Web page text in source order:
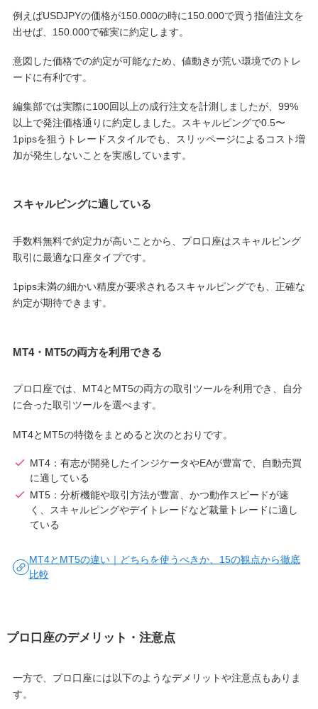
例えばUSDJPYの価格が150.000の時に150.000で買う指値注文を
出せば、150.000で確実に約定します。
意図した価格での約定が可能なため、値動きが荒い環境でのトレ
ードに有利です。
編集部では実際に100回以上の成行注文を計測しましたが、99%
以上で発注価格通りに約定しました。スキャルピングで0.5〜
1pipsを狙うトレードスタイルでも、スリッページによるコスト増
加が発生しないことを実感しています。
スキャルピングに適している
手数料無料で約定力が高いことから、プロ口座はスキャルピング
取引に最適な口座タイプです。
1pips未満の細かい精度が要求されるスキャルピングでも、正確な
約定が期待できます。
MT4・MT5の両方を利用できる
プロ口座では、MT4とMT5の両方の取引ツールを利用でき、自分
に合った取引ツールを選べます。
MT4とMT5の特徴をまとめると次のとおりです。
MT4：有志が開発したインジケータやEAが豊富で、自動売買
に適している
MT5：分析機能や取引方法が豊富、かつ動作スピードが速
く、スキャルピングやデイトレードなど裁量トレードに適し
ている
MT4とMT5の違い｜どちらを使うべきか、15の観点から徹底
比較
プロ口座のデメリット・注意点
一方で、プロ口座には以下のようなデメリットや注意点もありま
す。